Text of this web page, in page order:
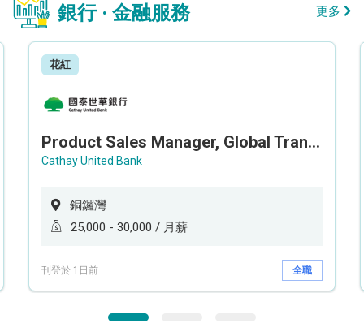
銀行 · 金融服務 更多
花紅
Product Sales Manager, Global Transaction Service (GTS)
Cathay United Bank
銅鑼灣
25,000 - 30,000 / 月薪
刊登於 1日前 全職